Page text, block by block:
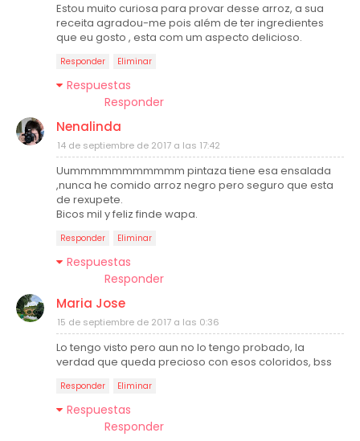
Estou muito curiosa para provar desse arroz, a sua
receita agradou-me pois além de ter ingredientes
que eu gosto , esta com um aspecto delicioso.
Responder Eliminar
Respuestas
Responder
Nenalinda
14 de septiembre de 2017 a las 17:42
Uummmmmmmmmmm pintaza tiene esa ensalada
,nunca he comido arroz negro pero seguro que esta
de rexupete.
Bicos mil y feliz finde wapa.
Responder Eliminar
Respuestas
Responder
Maria Jose
15 de septiembre de 2017 a las 0:36
Lo tengo visto pero aun no lo tengo probado, la
verdad que queda precioso con esos coloridos, bss
Responder Eliminar
Respuestas
Responder